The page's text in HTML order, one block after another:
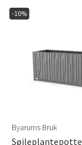
-10%
Byarums Bruk